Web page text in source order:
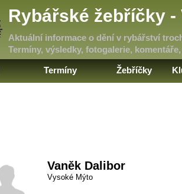
Rybářské žebříčky -
Aktuální informace o dění v rybářství
Termíny, výsledky, fotogalerie, komentáře,
Termíny Žebříčky
Vaněk Dalibor
Vysoké Mýto